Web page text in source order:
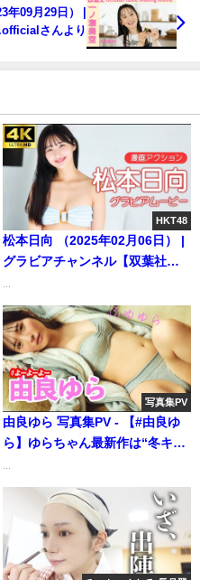
ャンTV【集英社ヤングジャンプ公
年09月29日） |
さんより
HKT48
松本日向 （2025年02月06日） |
グラビアチャンネル【双葉社公
写真集PV
由良ゆら 写真集PV - 【#由良ゆ
ら】ゆらちゃん最新作は“冬キャ
Yura (Jan 29, 2026) | 週プレ
Channel【集英社 週刊プレイボ
ーイ公式】さんより